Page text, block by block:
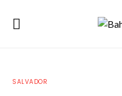
SALVADOR